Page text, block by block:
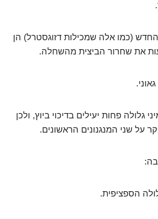
החדש (כמו אלה שמכילות דזוגסטרל) הן
את שחרור הביצית מהשחלה.
גלולה פחות יעילים בדיכוי ביוץ, ולכן
על שני המנגנונים הראשונים.
הספציפית.